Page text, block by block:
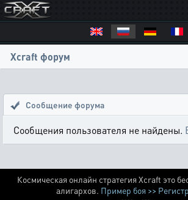
Xcraft форум
Сообщение форума
Сообщения пользователя не найдены.
Космическая онлайн стратегия Xcraft это
алигархов. Пример боя >>